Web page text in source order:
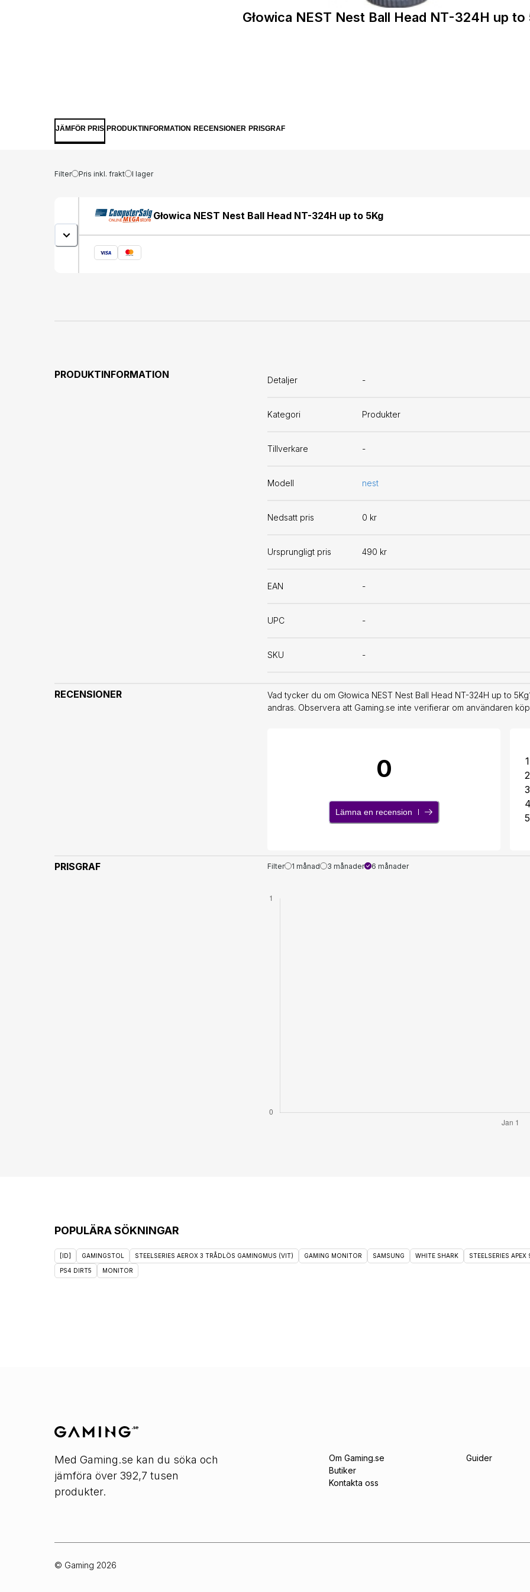
Głowica NEST Nest Ball Head NT-324H up to
JÄMFÖR PRIS PRODUKTINFORMATION RECENSIONER PRISGRAF
Filter Pris inkl. frakt I lager
Głowica NEST Nest Ball Head NT-324H up to 5Kg
PRODUKTINFORMATION
Detaljer -
Kategori Produkter
Tillverkare -
Modell nest
Nedsatt pris 0 kr
Ursprungligt pris 490 kr
EAN -
UPC -
SKU -
RECENSIONER
Vad tycker du om Głowica NEST Nest Ball Head NT-324H up to
andras. Observera att Gaming.se inte verifierar om användaren
0
Lämna en recension
1
2
3
4
5
PRISGRAF Filter 1 månad 3 månader 6 månader
POPULÄRA SÖKNINGAR
[ID] GAMINGSTOL STEELSERIES AEROX 3 TRÅDLÖS GAMINGMUS (VIT) GAMING MONITOR SAMSUNG WHITE SHARK STEELSERIES
PS4 DIRT5 MONITOR
Med Gaming.se kan du söka och
jämföra över 392,7 tusen
produkter.
Om Gaming.se
Butiker
Kontakta oss
Guider
© Gaming 2026